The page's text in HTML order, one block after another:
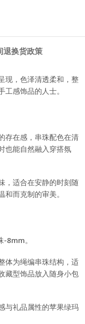
退换货政策
现，色泽清透柔和，整
感饰品的人士。
存在感，串珠配色在清
也能自然融入穿搭氛
，适合在安静的时刻随
而克制的审美。
8mm。
体为绳编串珠结构，适
藏型饰品放入随身小包
与礼品属性的苹果绿玛